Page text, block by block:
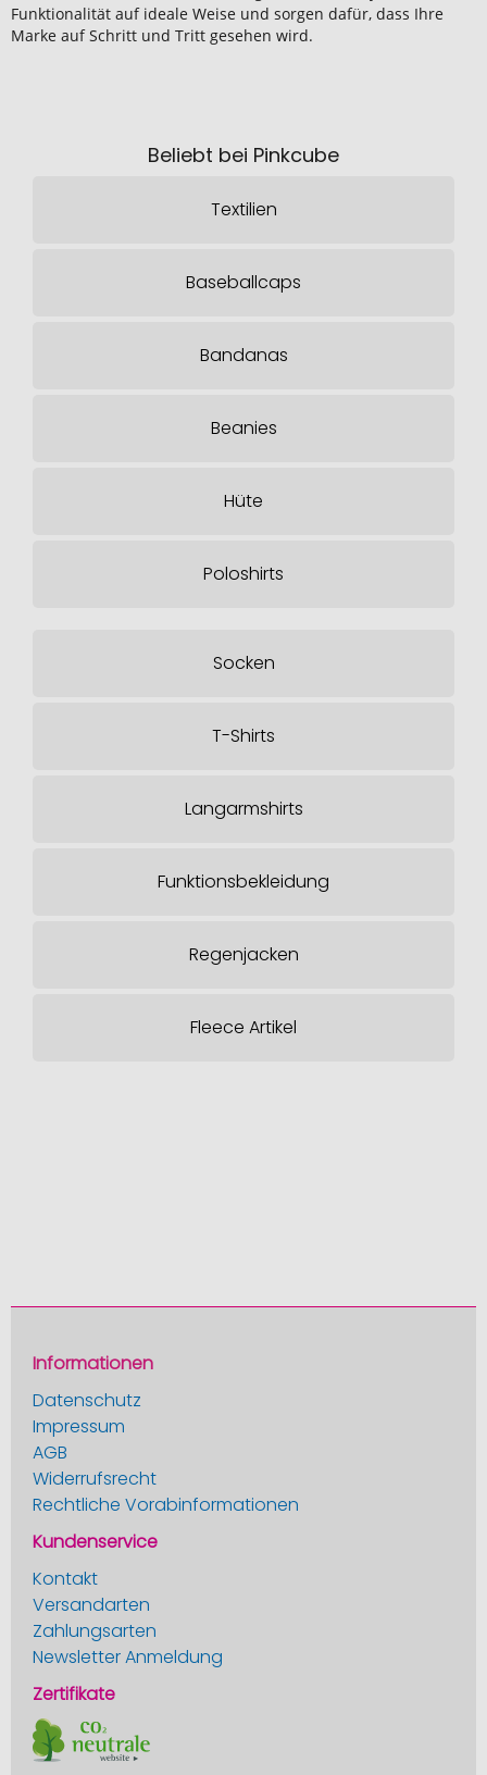
Funktionalität auf ideale Weise und sorgen dafür, dass Ihre
Marke auf Schritt und Tritt gesehen wird.
Beliebt bei Pinkcube
Textilien
Baseballcaps
Bandanas
Beanies
Hüte
Poloshirts
Socken
T-Shirts
Langarmshirts
Funktionsbekleidung
Regenjacken
Fleece Artikel
Informationen
Datenschutz
Impressum
AGB
Widerrufsrecht
Rechtliche Vorabinformationen
Kundenservice
Kontakt
Versandarten
Zahlungsarten
Newsletter Anmeldung
Zertifikate